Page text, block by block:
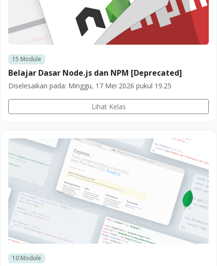
15 Module
Belajar Dasar Node.js dan NPM [Deprecated]
Diselesaikan pada: Minggu, 17 Mei 2026 pukul 19.25
Lihat Kelas
10Module